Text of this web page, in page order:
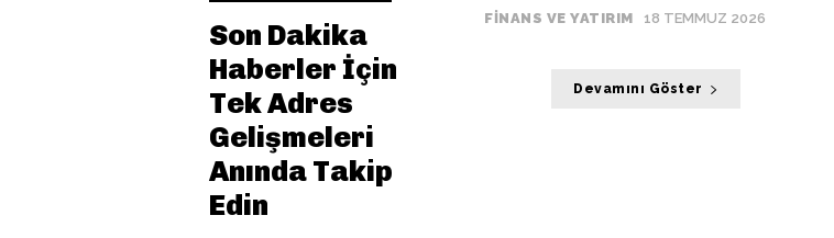
Son Dakika
Haberler İçin
Tek Adres
Gelişmeleri
Anında Takip
Edin
FINANS VE YATIRIM 18 TEMMUZ 2026
Devamını Göster